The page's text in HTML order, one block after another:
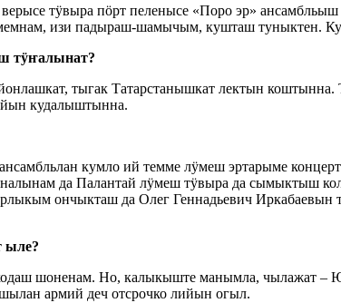
тӱвыра пӧрт пеленысе «Поро эр»
изи падыраш-шамычым, кушташ туныктен.
тӱҥалынат?
тыгак Татарстанышкат лектын
кудалыштынна.
кумло ий темме лӱмеш эртарыме
да Палантай лӱмеш тӱвыра да сымыктыш
ончыкташ да Олег Геннадьевич Иркабаевын
ыле?
шоненам. Но, калыкыште манымла,
армий деч отсрочко лийын огыл.